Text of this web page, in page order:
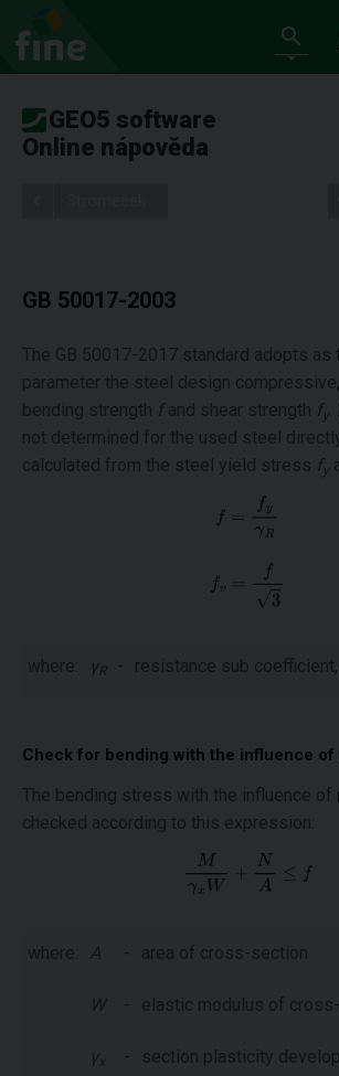
GEO5 software
Online nápověda
GB 50017-2003
The GB 50017-2017 standard adopts as
parameter the steel design
bending strength fand shear strength fy
not determined for the used steel
calculated from the steel yield stress fy
where: γ R - resistance sub
Check for bending with the influence
The bending stress with the influence of
checked according to this expression:
where: A - area of cross-section
W - elastic modulus of
γ x - section plasticity